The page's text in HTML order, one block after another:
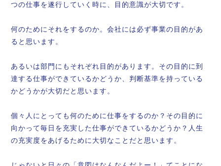
つの仕事を遂行していく時に、目的意識が大切です。
何のためにそれをするのか。会社には必ず事業の目的があ
ると思います。
あるいは部門にもそれぞれ目的があります。その目的に到
達する仕事ができているかどうか、判断基準を持っている
かどうかが大切だと思います。
個々人にとっても何のために仕事をするのか？その目的に
向かって毎日を充実した仕事ができているかどうか？人生
の充実度をあげるために大切なことだと思います。